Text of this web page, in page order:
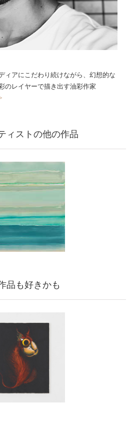
ィアにこだわり続けながら、幻想的な
のレイヤーで描き出す油彩作家
ィストの他の作品
品も好きかも